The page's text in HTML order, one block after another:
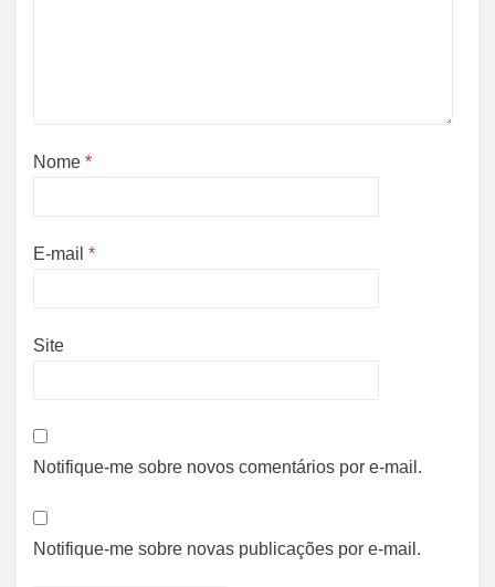
Nome *
E-mail *
Site
Notifique-me sobre novos comentários por e-mail.
Notifique-me sobre novas publicações por e-mail.